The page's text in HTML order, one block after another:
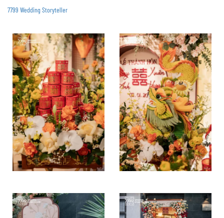
7799 Wedding Storyteller